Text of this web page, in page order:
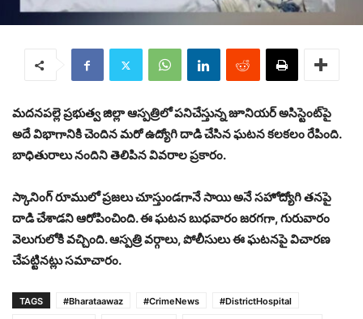
మదనపల్లె ప్రభుత్వ జిల్లా ఆస్పత్రిలో పనిచేస్తున్న జూనియర్ అసిస్టెంట్‌పై
అదే విభాగానికి చెందిన మరో ఉద్యోగి దాడి చేసిన ఘటన కలకలం రేపింది.
బాధితురాలు నందిని తెలిపిన వివరాల ప్రకారం.
స్కానింగ్ రూములో ప్రజలు చూస్తుండగానే సాయి అనే సహోద్యోగి తనపై
దాడి చేశాడని ఆరోపించింది. ఈ ఘటన బుధవారం జరగగా, గురువారం
వెలుగులోకి వచ్చింది. ఆస్పత్రి వర్గాలు, పోలీసులు ఈ ఘటనపై విచారణ
చేపట్టినట్లు సమాచారం.
TAGS #Bharataawaz #CrimeNews
#DistrictHospital